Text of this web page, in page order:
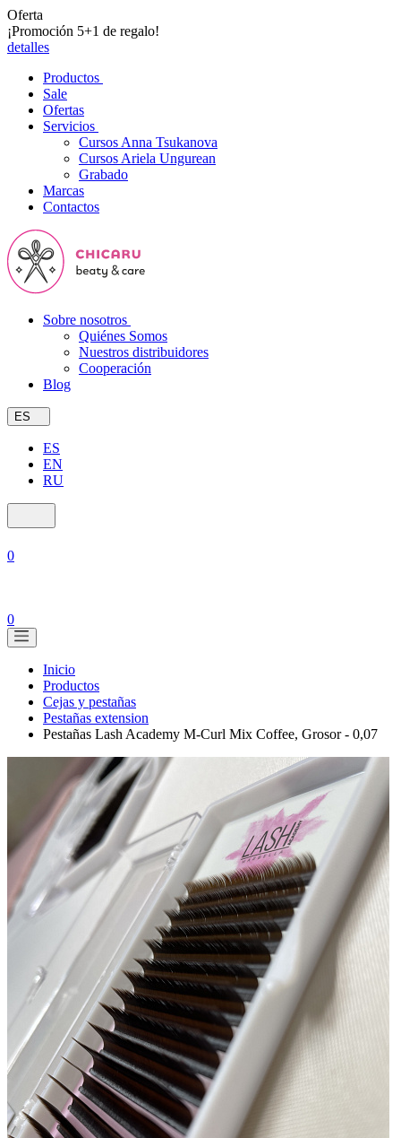
Oferta
¡Promoción 5+1 de regalo!
detalles
Productos
Sale
Ofertas
Servicios
Cursos Anna Tsukanova
Cursos Ariela Ungurean
Grabado
Marcas
Contactos
Sobre nosotros
Quiénes Somos
Nuestros distribuidores
Cooperación
Blog
ES
ES
EN
RU
0
0
Inicio
Productos
Cejas y pestañas
Pestañas extension
Pestañas Lash Academy M-Curl Mix Coffee, Grosor - 0,07